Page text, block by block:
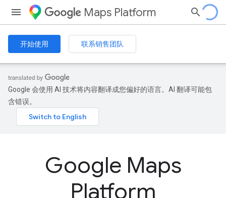
Maps Platform
开始使用 联系销售团队
Google 会使用 AI 技术将内容翻译成您偏好的语言。AI 翻译可能包
含错误。
Google Maps
Platform